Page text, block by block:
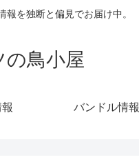
を独断と偏見でお届け中。
の鳥小屋
バンドル情報